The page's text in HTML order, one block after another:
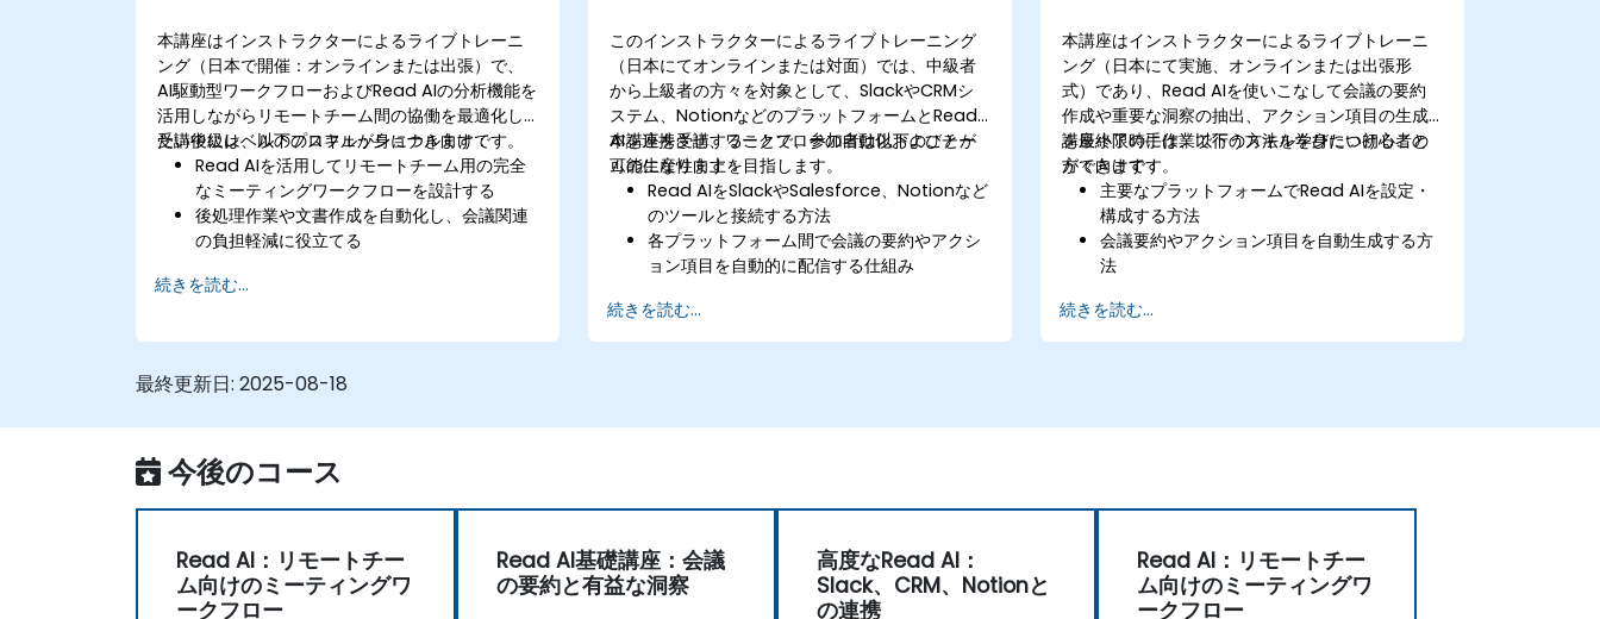
本講座はインストラクターによるライブトレーニ
ング（日本で開催：オンラインまたは出張）で、
AI駆動型ワークフローおよびRead AIの分析機能を
活用しながらリモートチーム間の協働を最適化し
たい中級レベルのプロフェッショナル向けです。
受講後には、以下のスキルが身につきます：
Read AIを活用してリモートチーム用の完全
なミーティングワークフローを設計する
後処理作業や文書作成を自動化し、会議関連
の負担軽減に役立てる
よび非同期型コラボレーションを円滑化する
責任遂行状況を可視化・把握する
続きを読む...
このインストラクターによるライブトレーニング
（日本にてオンラインまたは対面）では、中級者
から上級者の方々を対象として、SlackやCRMシ
ステム、NotionなどのプラットフォームとRead
AIを連携させ、ワークフローの自動化およびチー
ムの生産性向上を目指します。
本講座を受講することで、参加者は以下のことが
可能になります：
Read AIをSlackやSalesforce、Notionなど
のツールと接続する方法
各プラットフォーム間で会議の要約やアクシ
ョン項目を自動的に配信する仕組み
理ボードと同期させる方法
連携に関する問題の解決およびチームニーズ
続きを読む...
本講座はインストラクターによるライブトレーニ
ング（日本にて実施、オンラインまたは出張形
式）であり、Read AIを使いこなして会議の要約
作成や重要な洞察の抽出、アクション項目の生成
を最小限の手作業で行う方法を学びたい初心者の
方々向けです。
講座終了時には、以下のスキルを身につけること
ができます：
主要なプラットフォームでRead AIを設定・
構成する方法
会議要約やアクション項目を自動生成する方
法
析の読み取り方
チームでの連携のために要約内容を効果的に
続きを読む...
最終更新日: 2025-08-18
今後のコース
Read AI：リモートチー
ム向けのミーティングワ
ークフロー
Read AI基礎講座：会議
の要約と有益な洞察
高度なRead AI：
Slack、CRM、Notionと
の連携
Read AI：リモートチー
ム向けのミーティングワ
ークフロー